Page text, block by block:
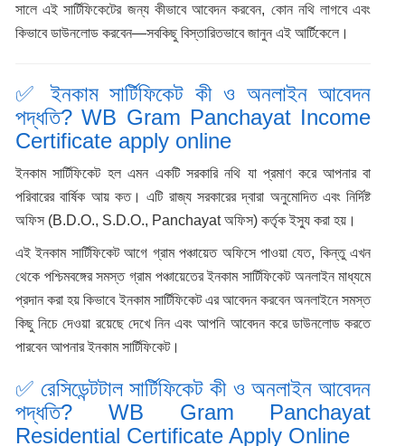
সালে এই সার্টিফিকেটের জন্য কীভাবে আবেদন করবেন, কোন নথি লাগবে এবং
কিভাবে ডাউনলোড করবেন—সবকিছু বিস্তারিতভাবে জানুন এই আর্টিকেলে।
✅ ইনকাম সার্টিফিকেট কী ও অনলাইন আবেদন
পদ্ধতি? WB Gram Panchayat Income
Certificate apply online
ইনকাম সার্টিফিকেট হল এমন একটি সরকারি নথি যা প্রমাণ করে আপনার বা
পরিবারের বার্ষিক আয় কত। এটি রাজ্য সরকারের দ্বারা অনুমোদিত এবং নির্দিষ্ট
অফিস (B.D.O., S.D.O., Panchayat অফিস) কর্তৃক ইস্যু করা হয়।
এই ইনকাম সার্টিফিকেট আগে গ্রাম পঞ্চায়েত অফিসে পাওয়া যেত, কিন্তু এখন
থেকে পশ্চিমবঙ্গের সমস্ত গ্রাম পঞ্চায়েতের ইনকাম সার্টিফিকেট অনলাইন মাধ্যমে
প্রদান করা হয় কিভাবে ইনকাম সার্টিফিকেট এর আবেদন করবেন অনলাইনে সমস্ত
কিছু নিচে দেওয়া রয়েছে দেখে নিন এবং আপনি আবেদন করে ডাউনলোড করতে
পারবেন আপনার ইনকাম সার্টিফিকেট।
✅ রেসিডেন্টটাল সার্টিফিকেট কী ও অনলাইন আবেদন
পদ্ধতি? WB Gram Panchayat
Residential Certificate Apply Online